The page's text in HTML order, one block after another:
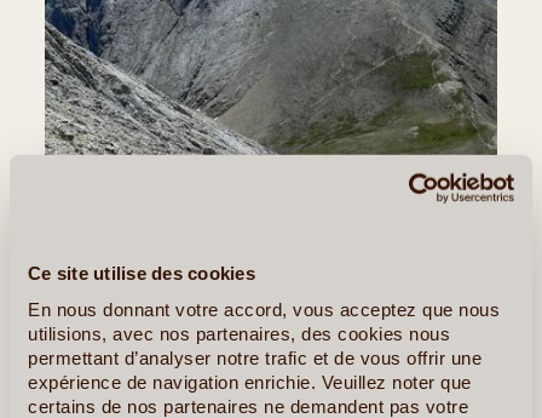
Ce site utilise des cookies
En nous donnant votre accord, vous acceptez que nous
utilisions, avec nos partenaires, des cookies nous
permettant d’analyser notre trafic et de vous offrir une
expérience de navigation enrichie. Veuillez noter que
certains de nos partenaires ne demandent pas votre
Parc National du Pirin
Route 35 Km, 6h30 à 7h ou option 9h de marche au total,
Dénivelée selon l’itinéraire : montée +1000/+1300m,
descente - 1000/ - 1300m!